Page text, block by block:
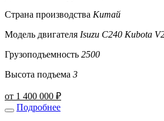
Страна производства Китай
Модель двигателя Isuzu C240 Kubota
Грузоподъемность 2500
Высота подъема 3
от 1 400 000 ₽
Подробнее